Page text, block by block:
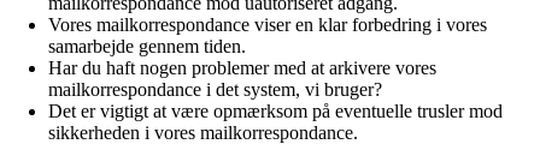
Vores mailkorrespondance viser en klar forbedring i vores
samarbejde gennem tiden.
Har du haft nogen problemer med at arkivere vores
mailkorrespondance i det system, vi bruger?
Det er vigtigt at være opmærksom på eventuelle trusler mod
sikkerheden i vores mailkorrespondance.